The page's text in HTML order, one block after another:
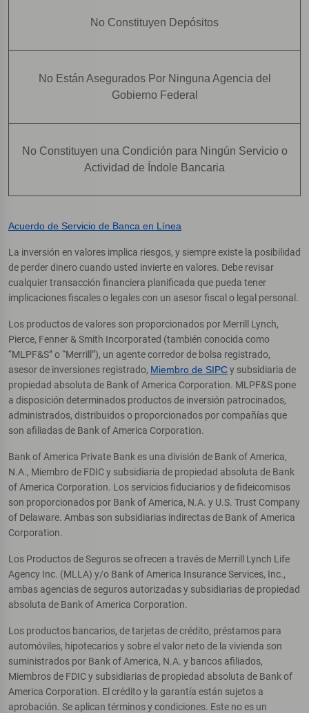
No Constituyen Depósitos
No Están Asegurados Por Ninguna Agencia del
Gobierno Federal
No Constituyen una Condición para Ningún Servicio o
Actividad de Índole Bancaria
Acuerdo de Servicio de Banca en Línea
La inversión en valores implica riesgos, y siempre existe la posibilidad
de perder dinero cuando usted invierte en valores. Debe revisar
cualquier transacción financiera planificada que pueda tener
implicaciones fiscales o legales con un asesor fiscal o legal personal.
Los productos de valores son proporcionados por Merrill Lynch,
Pierce, Fenner & Smith Incorporated (también conocida como
“MLPF&S” o “Merrill”), un agente corredor de bolsa registrado,
asesor de inversiones registrado, Miembro de SIPCy subsidiaria de
propiedad absoluta de Bank of America Corporation. MLPF&S pone
a disposición determinados productos de inversión patrocinados,
administrados, distribuidos o proporcionados por compañías que
son afiliadas de Bank of America Corporation.
Bank of America Private Bank es una división de Bank of America,
N.A., Miembro de FDIC y subsidiaria de propiedad absoluta de Bank
of America Corporation. Los servicios fiduciarios y de fideicomisos
son proporcionados por Bank of America, N.A. y U.S. Trust Company
of Delaware. Ambas son subsidiarias indirectas de Bank of America
Corporation.
Los Productos de Seguros se ofrecen a través de Merrill Lynch Life
Agency Inc. (MLLA) y/o Bank of America Insurance Services, Inc.,
ambas agencias de seguros autorizadas y subsidiarias de propiedad
absoluta de Bank of America Corporation.
Los productos bancarios, de tarjetas de crédito, préstamos para
automóviles, hipotecarios y sobre el valor neto de la vivienda son
suministrados por Bank of America, N.A. y bancos afiliados,
Miembros de FDIC y subsidiarias de propiedad absoluta de Bank of
America Corporation. El crédito y la garantía están sujetos a
aprobación. Se aplican términos y condiciones. Este no es un